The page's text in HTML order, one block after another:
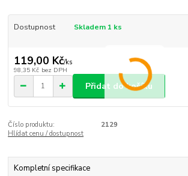
Dostupnost Skladem 1 ks
119,00 Kč/ks
98,35 Kč bez DPH
Přidat do košíku
Číslo produktu:
2129
Hlídat cenu / dostupnost
Kompletní specifikace